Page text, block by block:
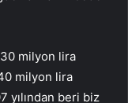
milyon lira
milyon lira
yılından beri biz